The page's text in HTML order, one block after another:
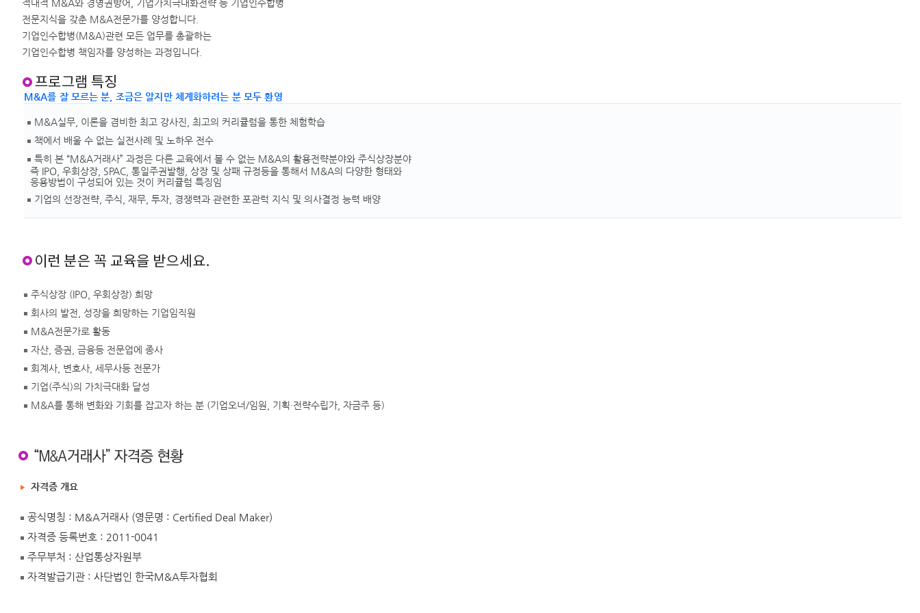
적대적 M&A와 경영권방어, 기업가치극대화전략 등 기업인수합병
전문지식을 갖춘 M&A전문가를 양성합니다.
기업인수합병(M&A)관련 모든 업무를 총괄하는
기업인수합병 책임자를 양성하는 과정입니다.
M&A를 잘 모르는 분, 조금은 알지만 체계화하려는 분 모두 환영
M&A실무, 이론을 겸비한 최고 강사진, 최고의 커리큘럼을 통한 체험학습
책에서 배울 수 없는 실전사례 및 노하우 전수
특히 본 “M&A거래사” 과정은 다른 교육에서 볼 수 없는 M&A의 활용전략분야와 주식상장분야
즉 IPO, 우회상장, SPAC, 통일주권발행, 상장 및 상패 규정등을 통해서 M&A의 다양한 형태와
응용방법이 구성되어 있는 것이 커리큘럼 특징임
기업의 선장전략, 주식, 재무, 투자, 경쟁력과 관련한 포관럭 지식 및 의사결정 능력 배양
주식상장 (IPO, 우회상장) 희망
회사의 발전, 성장을 희망하는 기업임직원
M&A전문가로 활동
자산, 증권, 금융등 전문업에 종사
회계사, 변호사, 세무사등 전문가
기업(주식)의 가치극대화 달성
M&A를 통해 변화와 기회를 잡고자 하는 분 (기업오너/임원, 기획·전략수립가, 자금주 등)
자격증 개요
공식명칭 : M&A거래사 (영문명 : Certified Deal Maker)
자격증 등록번호 : 2011-0041
주무부처 : 산업통상자원부
자격발급기관 : 사단법인 한국M&A투자협회